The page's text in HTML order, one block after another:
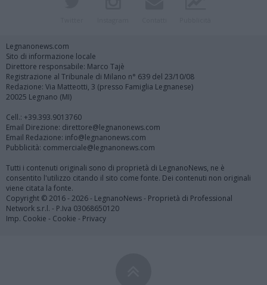
Legnanonews.com
Sito di informazione locale
Direttore responsabile: Marco Tajè
Registrazione al Tribunale di Milano n° 639 del 23/10/08
Redazione: Via Matteotti, 3 (presso Famiglia Legnanese)
20025 Legnano (MI)
Cell.: +39.393.9013760
Email Direzione: direttore@legnanonews.com
Email Redazione: info@legnanonews.com
Pubblicità: commerciale@legnanonews.com
Tutti i contenuti originali sono di proprietà di LegnanoNews, ne è
consentito l'utilizzo citando il sito come fonte. Dei contenuti non originali
viene citata la fonte.
Copyright © 2016 - 2026 - LegnanoNews - Proprietà di Professional
Network s.r.l. - P.Iva 03068650120
Imp. Cookie - Cookie - Privacy